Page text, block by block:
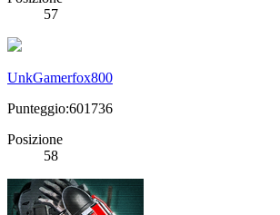
57
UnkGamerfox800
Punteggio:601736
Posizione
58